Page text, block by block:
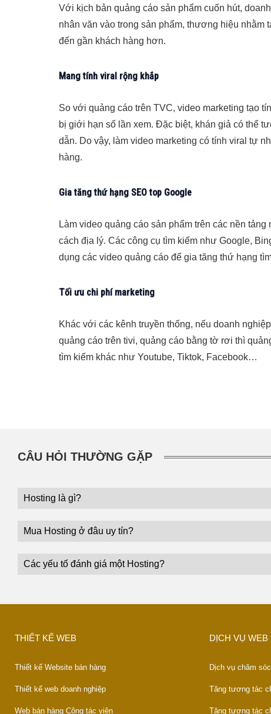
Với kịch bản quảng cáo sản phẩm cuốn hút,
nhân văn vào trong sản phẩm, thương hiệu
đến gần khách hàng hơn.
Mang tính viral rộng khắp
So với quảng cáo trên TVC, video marketing tạo
bị giới hạn số lần xem. Đặc biệt, khán giả có thể
dẫn. Do vậy, làm video marketing có tính viral tự
hàng.
Gia tăng thứ hạng SEO top Google
Làm video quảng cáo sản phẩm trên các nền
cách địa lý. Các công cụ tìm kiếm như Google,
dụng các video quảng cáo để gia tăng thứ hạng
Tối ưu chi phí marketing
Khác với các kênh truyền thống, nếu doanh
quảng cáo trên tivi, quảng cáo bằng tờ rơi thì
tìm kiếm khác như Youtube, Tiktok, Facebook…
CÂU HỎI THƯỜNG GẶP
Hosting là gì?
Mua Hosting ở đâu uy tín?
Các yếu tố đánh giá một Hosting?
THIẾT KẾ WEB
Thiết kế Website bán hàng
Thiết kế web doanh nghiệp
Web bán hàng Cộng tác viên
DỊCH VỤ WEB
Dịch vụ chăm
Tăng tương tác
Tăng tương tác